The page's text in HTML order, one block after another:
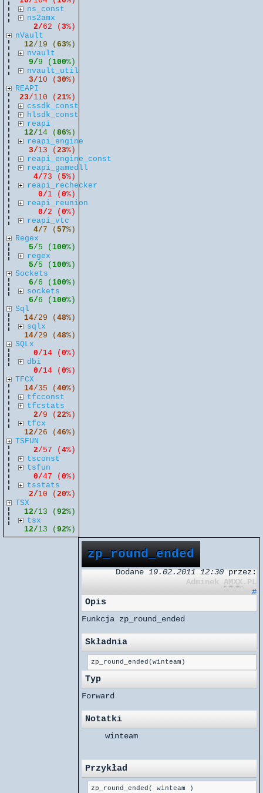
ns_const
ns2amx
2/62 (3%)
nVault
12/19 (63%)
nvault
9/9 (100%)
nvault_util
3/10 (30%)
REAPI
23/110 (21%)
cssdk_const
hlsdk_const
reapi
12/14 (86%)
reapi_engine
3/13 (23%)
reapi_engine_const
reapi_gamedll
4/73 (5%)
reapi_rechecker
0/1 (0%)
reapi_reunion
0/2 (0%)
reapi_vtc
4/7 (57%)
Regex
5/5 (100%)
regex
5/5 (100%)
Sockets
6/6 (100%)
sockets
6/6 (100%)
Sql
14/29 (48%)
sqlx
14/29 (48%)
SQLx
0/14 (0%)
dbi
0/14 (0%)
TFCX
14/35 (40%)
tfcconst
tfcstats
2/9 (22%)
tfcx
12/26 (46%)
TSFUN
2/57 (4%)
tsconst
tsfun
0/47 (0%)
tsstats
2/10 (20%)
TSX
12/13 (92%)
tsx
12/13 (92%)
zp_round_ended
Dodane19.02.2011 12:30przez:
Adminek AMXX.PL
#
Opis
Funkcja zp_round_ended
Składnia
zp_round_ended(winteam)
Typ
Forward
Notatki
winteam
Przykład
zp_round_ended( winteam )